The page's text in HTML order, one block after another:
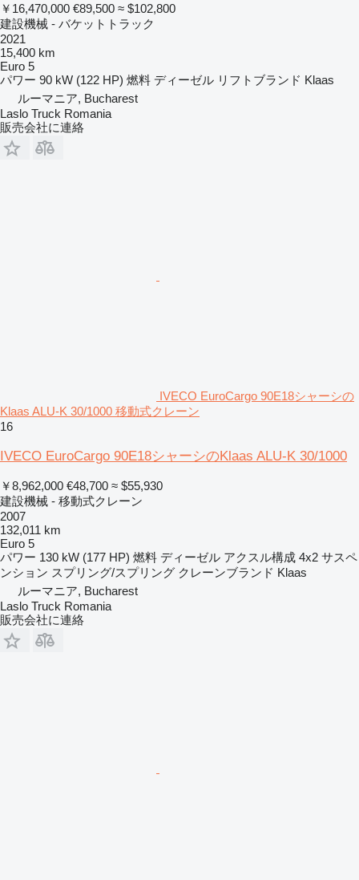
￥16,470,000 €89,500 ≈ $102,800
建設機械 - バケットトラック
2021
15,400 km
Euro 5
パワー 90 kW (122 HP) 燃料 ディーゼル リフトブランド Klaas
ルーマニア, Bucharest
Laslo Truck Romania
販売会社に連絡
IVECO EuroCargo 90E18シャーシの
Klaas ALU-K 30/1000 移動式クレーン
16
IVECO EuroCargo 90E18シャーシのKlaas ALU-K 30/1000
￥8,962,000 €48,700 ≈ $55,930
建設機械 - 移動式クレーン
2007
132,011 km
Euro 5
パワー 130 kW (177 HP) 燃料 ディーゼル アクスル構成 4x2 サスペ
ンション スプリング/スプリング クレーンブランド Klaas
ルーマニア, Bucharest
Laslo Truck Romania
販売会社に連絡